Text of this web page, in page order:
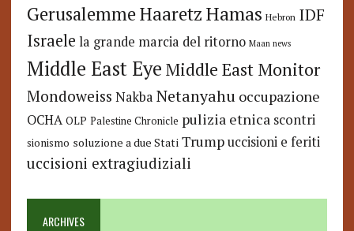
GerusalemmeHaaretzHamas Hebron IDF
Israele la grande marcia del ritorno Maan news
Middle East Eye Middle East Monitor
Mondoweiss Nakba Netanyahu occupazione
OCHA OLP Palestine Chronicle pulizia etnica scontri
sionismo soluzione a due Stati Trump uccisioni e feriti
uccisioni extragiudiziali
ARCHIVES